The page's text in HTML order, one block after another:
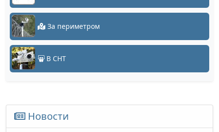
За периметром
В СНТ
Новости